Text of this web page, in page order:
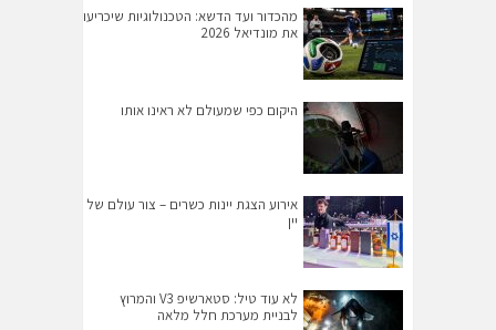
מהכדור ועד הדשא: הטכנולוגיות שיכריעו
את מונדיאל 2026
היקום כפי שמעולם לא ראינו אותו
אירוע הצגת יינות כשרים – צור עולם של
יין
לא עוד טיל: סטארשיפ V3 והמרוץ
לבניית מערכת חלל מלאה